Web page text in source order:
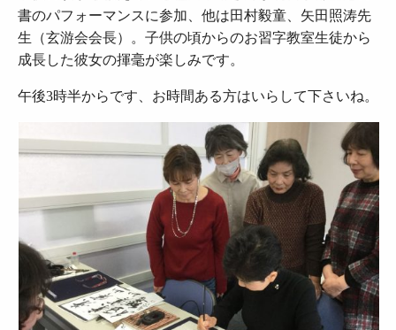
書のパフォーマンスに参加、他は田村毅童、矢田照涛先
生（玄游会会長）。子供の頃からのお習字教室生徒から
成長した彼女の揮毫が楽しみです。
午後3時半からです、お時間ある方はいらして下さいね。